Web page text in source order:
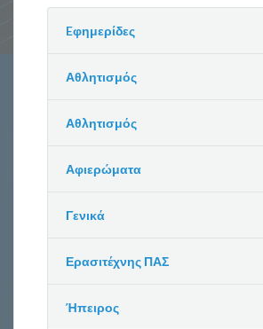
Eφημερίδες
Αθλητισμός
Αθλητισμός
Αφιερώματα
Γενικά
Ερασιτέχνης ΠΑΣ
Ήπειρος